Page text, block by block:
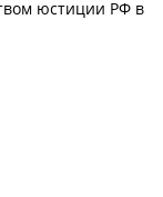
юстиции РФ в